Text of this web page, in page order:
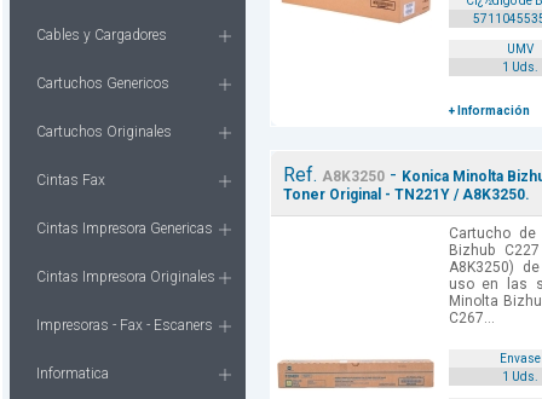
Cables y Cargadores
Cartuchos Genericos
Cartuchos Originales
Cintas Fax
Cintas Impresora Genericas
Cintas Impresora Originales
Impresoras - Fax - Escaners
Informatica
UMV
1 Uds.
+ Información
Ref. A8K3250- Konica Minolta
Toner Original - TN221Y / A8K3250.
Cartucho
Bizhub
A8K3250)
uso en las
Minolta
C267...
Envase
1 Uds.